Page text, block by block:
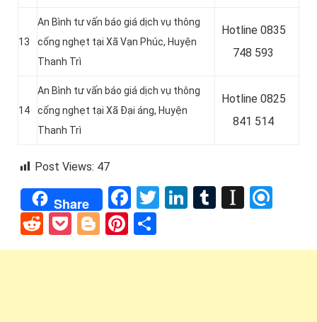
13
An Bình tư vấn báo giá dịch vụ thông
cống nghẹt tại Xã Vạn Phúc, Huyện
Thanh Trì
Hotline 0835
748 593
14
An Bình tư vấn báo giá dịch vụ thông
cống nghẹt tại Xã Đại áng, Huyện
Thanh Trì
Hotline 0825
841 514
Post Views: 47
Share Facebook
TwitterLinkedIn
Tumblr
RedditPocket
BloggerPinterest